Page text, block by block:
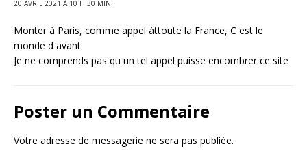
20 AVRIL 2021 À 10 H 30 MIN
Monter à Paris, comme appel àttoute la France, C est le
monde d avant
Je ne comprends pas qu un tel appel puisse encombrer ce site
Poster un Commentaire
Votre adresse de messagerie ne sera pas publiée.